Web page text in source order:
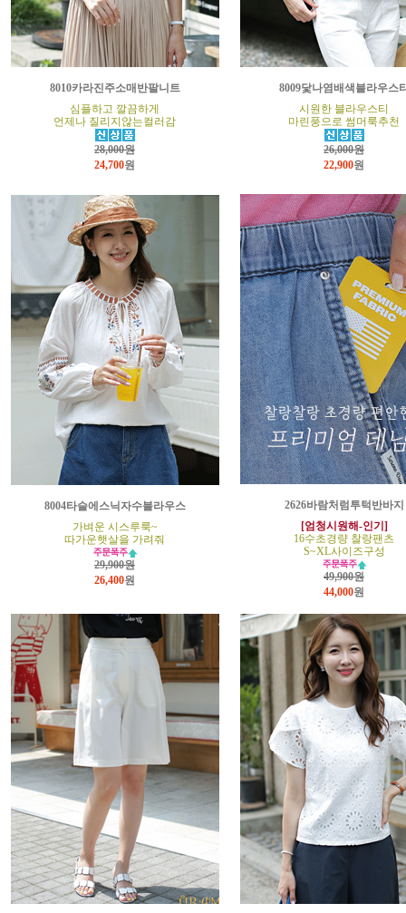
8010카라진주소매반팔니트
심플하고 깔끔하게
언제나 질리지않는컬러감
28,000원
24,700원
8009닻나염배색블라우스
시원한 블라우스티
마린풍으로 썸머룩추천
26,000원
22,900원
8004타슬에스닉자수블라우스
가벼운 시스루룩~
따가운햇살을 가려줘
29,900원
26,400원
2626바람처럼투턱반바지
[엄청시원해-인기]
16수초경량 찰랑팬츠
S~XL사이즈구성
49,900원
44,000원